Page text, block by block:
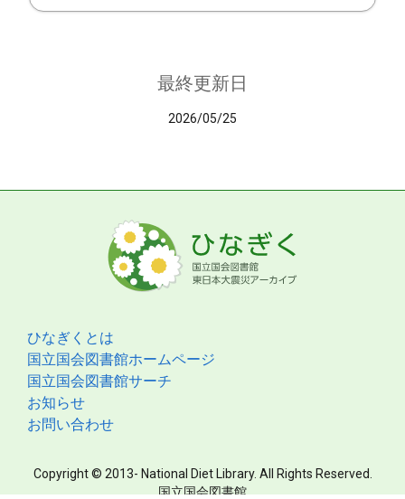
最終更新日
2026/05/25
ひなぎくとは
国立国会図書館ホームページ
国立国会図書館サーチ
お知らせ
お問い合わせ
Copyright © 2013- National Diet Library. All Rights Reserved.